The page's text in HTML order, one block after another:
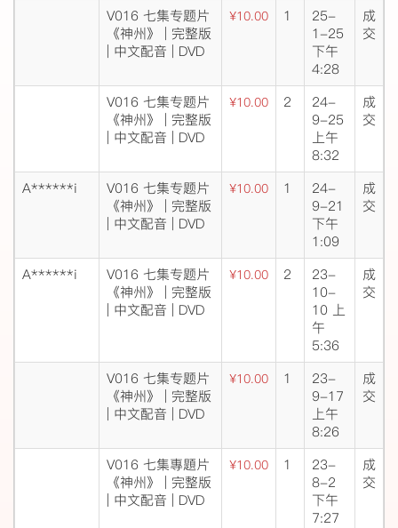
V016 七集专题片
《神州》 | 完整版
| 中文配音 | DVD
¥10.00 1
25-
1-25
下午
4:28
成
交
V016 七集专题片
《神州》 | 完整版
| 中文配音 | DVD
¥10.00 2
24-
9-25
上午
8:32
成
交
A******i
V016 七集专题片
《神州》 | 完整版
| 中文配音 | DVD
¥10.00 1
24-
9-21
下午
1:09
成
交
A******i
V016 七集专题片
《神州》 | 完整版
| 中文配音 | DVD
¥10.00 2
23-
10-
10 上
午
5:36
成
交
V016 七集专题片
《神州》 | 完整版
| 中文配音 | DVD
¥10.00 1
23-
9-17
上午
8:26
成
交
V016 七集專題片
《神州》 | 完整版
| 中文配音 | DVD
¥10.00 1
23-
8-2
下午
7:27
成
交